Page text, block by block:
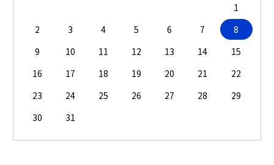
1
2
3 4 5 6 7
8
9
10 11 12 13 14
15
16
17 18 19 20 21
22
23
24 25 26 27 28
29
30
31